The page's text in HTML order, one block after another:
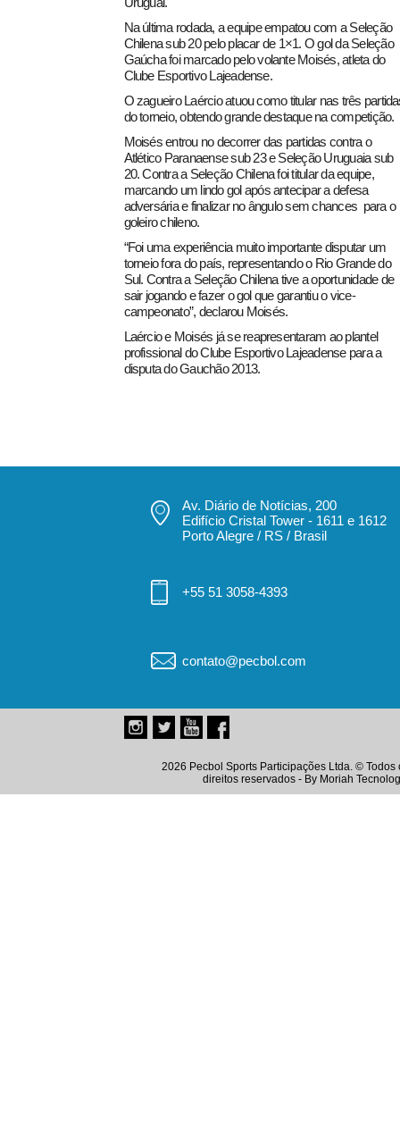
Na última rodada, a equipe empatou com a Seleção
Chilena sub 20 pelo placar de 1×1. O gol da Seleção
Gaúcha foi marcado pelo volante Moisés, atleta do
Clube Esportivo Lajeadense.
O zagueiro Laércio atuou como titular nas três
do torneio, obtendo grande destaque na competição.
Moisés entrou no decorrer das partidas contra o
Atlético Paranaense sub 23 e Seleção Uruguaia sub
20. Contra a Seleção Chilena foi titular da equipe,
marcando um lindo gol após antecipar a defesa
adversária e finalizar no ângulo sem chances para o
goleiro chileno.
“Foi uma experiência muito importante disputar um
torneio fora do país, representando o Rio Grande do
Sul. Contra a Seleção Chilena tive a oportunidade de
sair jogando e fazer o gol que garantiu o vice-
campeonato”, declarou Moisés.
Laércio e Moisés já se reapresentaram ao plantel
profissional do Clube Esportivo Lajeadense para a
disputa do Gauchão 2013.
Av. Diário de Notícias, 200
Edifício Cristal Tower - 1611 e 1612
Porto Alegre / RS / Brasil
+55 51 3058-4393
contato@pecbol.com
2026 Pecbol Sports Participações Ltda. © Todos
direitos reservados - By Moriah